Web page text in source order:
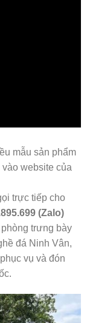
mẫu sản phẩm
website của
trực tiếp cho
(Zalo)
trưng bày
đá Ninh Vân,
vụ và đón